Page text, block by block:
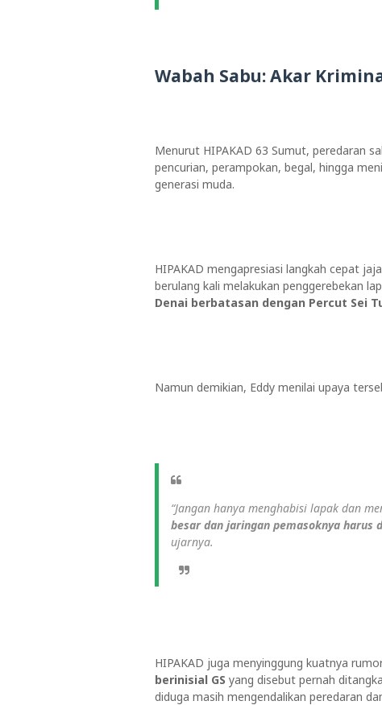
Wabah Sabu: Akar
Menurut HIPAKAD 63 Sumut, peredaran
pencurian, perampokan, begal, hingga
generasi muda.
HIPAKAD mengapresiasi langkah cepat
berulang kali melakukan penggerebekan
Denai berbatasan dengan Percut Sei
Namun demikian, Eddy menilai upaya
“Jangan hanya menghabisi lapak dan
besar dan jaringan pemasoknya harus
ujarnya.
HIPAKAD juga menyinggung kuatnya
berinisial GS yang disebut pernah
diduga masih mengendalikan peredaran